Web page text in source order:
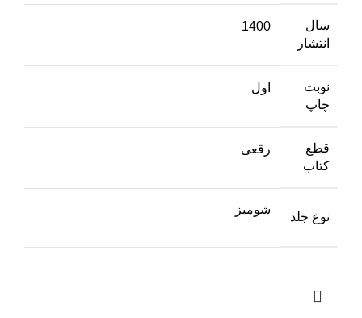
سال
انتشار
1400
نوبت
چاپ
اول
قطع
کتاب
رقعی
نوع جلد
شومیز